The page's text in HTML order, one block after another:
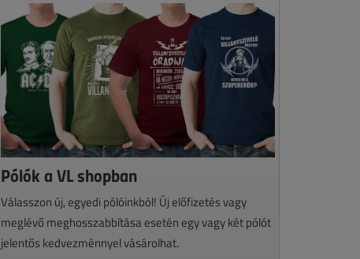
Pólók a VL shopban
Válasszon új, egyedi pólóinkból! Új előfizetés vagy
meglévő meghosszabbítása esetén egy vagy két pólót
jelentős kedvezménnyel vásárolhat.